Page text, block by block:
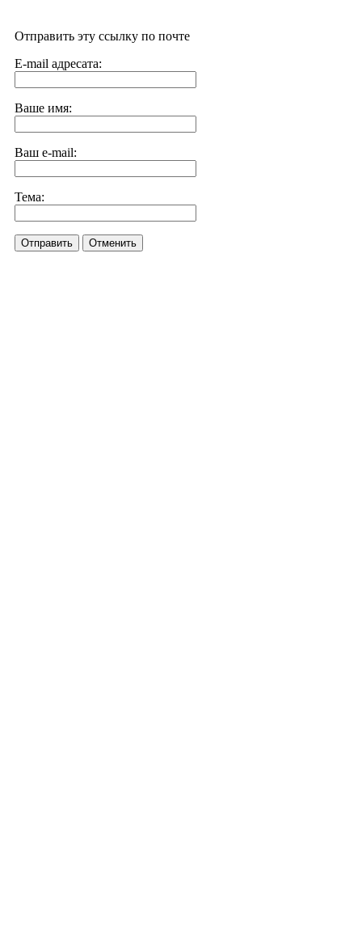
Отправить эту ссылку по почте
E-mail адресата:
Ваше имя:
Ваш e-mail:
Тема:
Отправить Отменить